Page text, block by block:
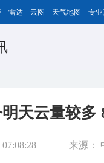
雷达 云图 天气地图 专
天云量较多
07:08:28 来源：